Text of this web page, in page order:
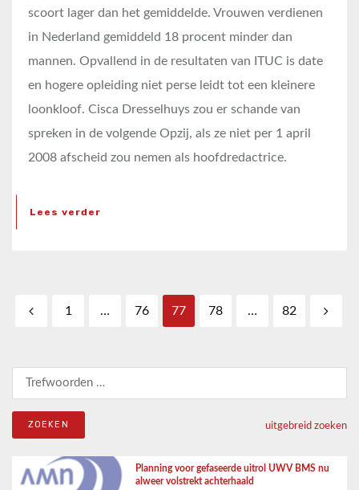
scoort lager dan het gemiddelde. Vrouwen verdienen
in Nederland gemiddeld 18 procent minder dan
mannen. Opvallend in de resultaten van ITUC is date
en hogere opleiding niet perse leidt tot een kleinere
loonkloof. Cisca Dresselhuys zou er schande van
spreken in de volgende Opzij, als ze niet per 1 april
2008 afscheid zou nemen als hoofdredactrice.
Lees verder
Berichten paginering
1 … 76 77 78 … 82
uitgebreid zoeken
Planning voor gefaseerde uitrol UWV BMS nu
alweer volstrekt achterhaald